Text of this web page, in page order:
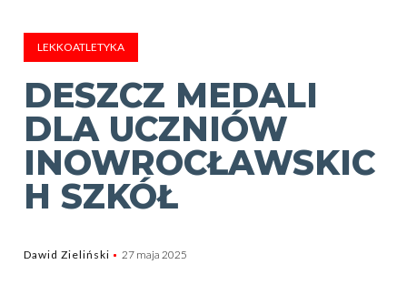
LEKKOATLETYKA
DESZCZ MEDALI
DLA UCZNIÓW
INOWROCŁAWSKIC
H SZKÓŁ
Dawid Zieliński 27 maja 2025